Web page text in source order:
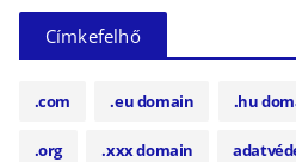
Címkefelhő
.com .eu domain .hu
.org .xxx domain